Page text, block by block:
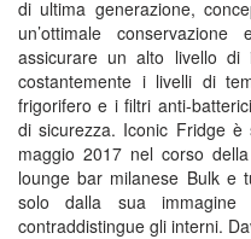
di ultima generazione,
un’ottimale
assicurare un alto livello di
costantemente i livelli di
frigorifero e i filtri anti-
di sicurezza. Iconic Fridge
maggio 2017 nel corso
lounge bar milanese Bulk e
solo dalla sua immagine
contraddistingue gli interni.